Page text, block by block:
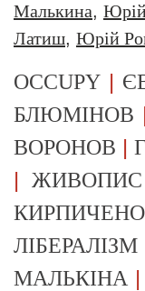
Малькина, Юрiй
Латиш, Юрій
OCCUPY |
БЛЮМІНОВ |
ВОРОНОВ |
|ЖИВОПИС
ЛІБЕРАЛІЗМ
МАЛЬКІНА